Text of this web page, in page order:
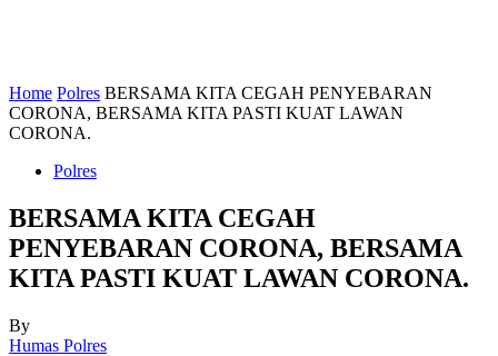
Home Polres BERSAMA KITA CEGAH PENYEBARAN
CORONA, BERSAMA KITA PASTI KUAT LAWAN
CORONA.
Polres
BERSAMA KITA CEGAH
PENYEBARAN CORONA, BERSAMA
KITA PASTI KUAT LAWAN CORONA.
By
Humas Polres